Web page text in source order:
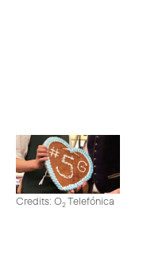
Credits: O2Telefónica